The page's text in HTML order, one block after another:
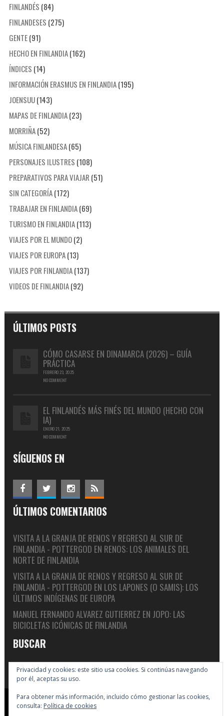
FINLANDÉS (84)
FINLANDESES (275)
GENTE(91)
HECHO EN FINLANDIA(162)
ÍNDICES (14)
INFORMACIÓN ERASMUS EN FINLANDIA(195)
JOENSUU(143)
MAPAS DE FINLANDIA(23)
MORRIÑA(52)
MÚSICA FINLANDESA(65)
PERSONAJES ILUSTRES (108)
PREPARATIVOS PARA VIAJAR (51)
SIN CATEGORÍA(172)
TRABAJAR EN FINLANDIA(69)
TURISMO EN FINLANDIA(113)
VIAJES POR EL MUNDO(2)
VIAJES POR EUROPA(13)
VIAJES POR FINLANDIA(137)
VIDEOS DE FINLANDIA(92)
ÚLTIMOS POSTS
CÓMO CASARSE EN DINAMARCA (2026) – GUÍA
PRÁCTICA
FEBRERO 23, 2025
NO COMMENT
EL FINLANDÉS MÁS FINÉS DEL MUNDO (HECHO CON
IA)
ENERO 21, 2025
NO COMMENT
SÍGUENOS EN
ÚLTIMOS COMENTARIOS
VISITA A LA GRANJA DE RENOS Y REGRESO AL SUR DE
FINLANDIA - POTTERGOD EN RENOS: LOS ANIMALES DEL
NORTE DE FINLANDIA
VISITA A LA GRANJA DE RENOS Y REGRESO AL SUR DE
FINLANDIA - POTTERGOD EN LOS LAPONES (O SAMIS): LOS
ÚLTIMOS INDÍGENAS DE EUROPA
MANUEL FERNANDO ALVAREZ GUTIERREZ EN JOPO: LAS
BICICLETAS ICÓNICAS DE FINLANDIA
BUSCAR
Copyright © 2005-2026 Big In Finland
Privacidad y cookies: este sitio usa cookies. Si continúas navegando
por él, aceptas su uso.
Para obtener más información, incluido cómo gestionar las cookies,
consulta: Política de cookies